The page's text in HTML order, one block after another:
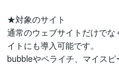
★対象のサイト
通常のウェブサイトだけで
イトにも導入可能です。
bubbleやペライチ、マイスピ